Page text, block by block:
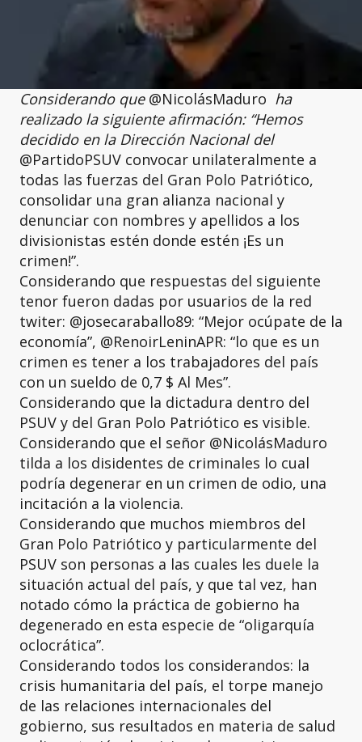
Considerando que @NicolásMaduro ha
realizado la siguiente afirmación: “Hemos
decidido en la Dirección Nacional del
@PartidoPSUV convocar unilateralmente a
todas las fuerzas del Gran Polo Patriótico,
consolidar una gran alianza nacional y
denunciar con nombres y apellidos a los
divisionistas estén donde estén ¡Es un
crimen!”.
Considerando que respuestas del siguiente
tenor fueron dadas por usuarios de la red
twiter: @josecaraballo89: “Mejor ocúpate de la
economía”, @RenoirLeninAPR: “lo que es un
crimen es tener a los trabajadores del país
con un sueldo de 0,7 $ Al Mes”.
Considerando que la dictadura dentro del
PSUV y del Gran Polo Patriótico es visible.
Considerando que el señor @NicolásMaduro
tilda a los disidentes de criminales lo cual
podría degenerar en un crimen de odio, una
incitación a la violencia.
Considerando que muchos miembros del
Gran Polo Patriótico y particularmente del
PSUV son personas a las cuales les duele la
situación actual del país, y que tal vez, han
notado cómo la práctica de gobierno ha
degenerado en esta especie de “oligarquía
oclocrática”.
Considerando todos los considerandos: la
crisis humanitaria del país, el torpe manejo
de las relaciones internacionales del
gobierno, sus resultados en materia de salud